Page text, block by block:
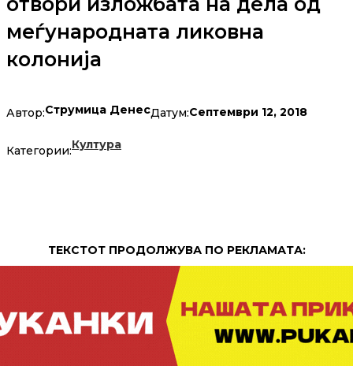
меѓународната ликовна
колонија
Автор:Струмица ДенесДатум:Септември 12, 2018
Категории:Култура
ТЕКСТОТ ПРОДОЛЖУВА ПО РЕКЛАМАТА: